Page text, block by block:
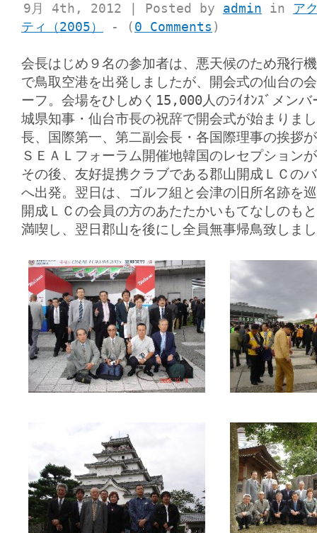
9月 4th, 2012 | Posted by admin in ア
ティ（2005）
- (0 Comments )
会長はじめ９名の参加者は、悪天候のため飛行
で鳥取空港を出発しましたが、開会式の仙台の
ーフ。会場をひしめく15,000人のﾗｲｵﾝｽﾞメン
城県知事・仙台市長の祝辞で開会式が始まりま
長、国際第一、第二副会長・各国際理事の挨拶
ＳＥＡＬフォーラム開催地韓国のレセプション
その後、友好提携クラブである郡山開成ＬＣの
へ出発。翌日は、ゴルフ組と会津の旧所名跡を
開成ＬＣの会員の方のあたたかいもてなしのも
満喫し、翌日郡山を後にし全員無事帰鳥致しま